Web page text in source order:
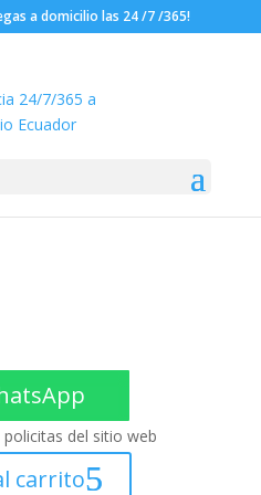
a domicilio las 24 /7 /365!
n12
del sitio web
carrito